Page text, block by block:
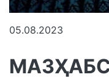
05.08.2023